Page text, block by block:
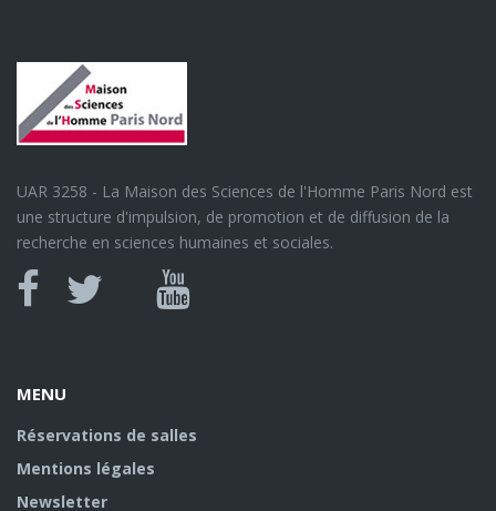
UAR 3258 - La Maison des Sciences de l'Homme Paris Nord est
une structure d'impulsion, de promotion et de diffusion de la
recherche en sciences humaines et sociales.
Canal
MENU
Réservations de salles
Mentions légales
Newsletter